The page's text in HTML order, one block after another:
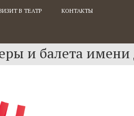
В ТЕАТР КОНТАКТЫ
и балета